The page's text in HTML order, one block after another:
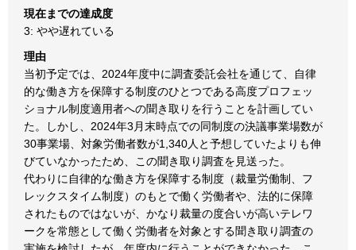
現在までの達成度
3: やや遅れている
理由
当初予定では、2024年度中に調査委託会社を通じて、自律
的な働き方を保障する制度のひとつである高度プロフェッ
ショナル制度適用者への聞き取りを行うことを計画してい
た。しかし、2024年3月末時点での同制度の決議事業場数が
30事業場、対象労働者数が1,340人と予想していたよりも伸
びていなかったため、この聞き取り調査を見送った。
代わりに自律的な働き方を保障する制度（裁量労働制、フ
レックスタイム制度）のもとで働く労働者や、法的に保障
されたものではないが、かなり裁量の度合いが高いテレワ
ークを常態として働く労働者を対象とする聞き取り調査の